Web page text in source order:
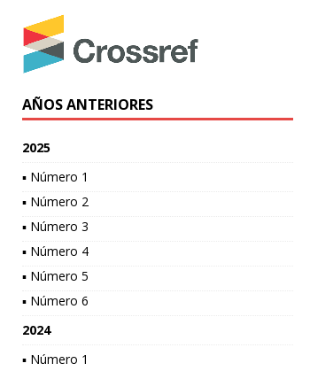
AÑOS ANTERIORES
2025
▪ Número 1
▪ Número 2
▪ Número 3
▪ Número 4
▪ Número 5
▪ Número 6
2024
▪ Número 1